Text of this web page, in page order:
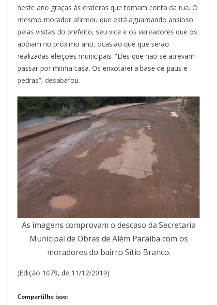
neste ano graças às crateras que tomam conta da rua. O
mesmo morador afirmou que está aguardando ansioso
pelas visitas do prefeito, seu vice e os vereadores que os
apóiam no próximo ano, ocasião que que serão
realizadas eleições municipais. “Eles que não se atrevam
passar por minha casa. Os enxotarei a base de paus e
pedras”, desabafou.
As imagens comprovam o descaso da Secretaria
Municipal de Obras de Além Paraíba com os
moradores do bairro Sítio Branco.
(Edição 1079, de 11/12/2019)
Compartilhe isso: